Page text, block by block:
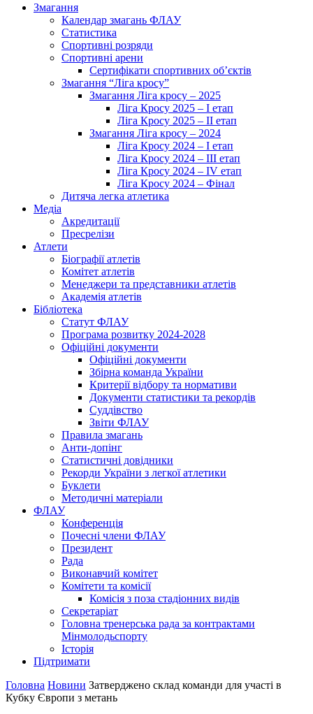
Змагання
Календар змагань ФЛАУ
Статистика
Спортивні розряди
Спортивні арени
Сертифікати спортивних об’єктів
Змагання “Ліга кросу”
Змагання Ліга кросу – 2025
Ліга Кросу 2025 – I етап
Ліга Кросу 2025 – II етап
Змагання Ліга кросу – 2024
Ліга Кросу 2024 – I етап
Ліга Кросу 2024 – III етап
Ліга Кросу 2024 – IV етап
Ліга Кросу 2024 – Фінал
Дитяча легка атлетика
Медіа
Акредитації
Пресрелізи
Атлети
Біографії атлетів
Комітет атлетів
Менеджери та представники атлетів
Академія атлетів
Бібліотека
Статут ФЛАУ
Програма розвитку 2024-2028
Офіційні документи
Офіційні документи
Збірна команда України
Критерії відбору та нормативи
Документи статистики та рекордів
Суддівство
Звіти ФЛАУ
Правила змагань
Анти-допінг
Статистичні довідники
Рекорди України з легкої атлетики
Буклети
Методичні матеріали
ФЛАУ
Конференція
Почесні члени ФЛАУ
Президент
Рада
Виконавчий комітет
Комітети та комісії
Комісія з поза стадіонних видів
Секретаріат
Головна тренерська рада за контрактами
Мінмолодьспорту
Історія
Підтримати
Головна Новини Затверджено склад команди для участі в
Кубку Європи з метань